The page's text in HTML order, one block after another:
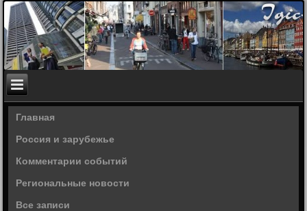
Главная
Россия и зарубежье
Комментарии событий
Региональные новости
Все записи